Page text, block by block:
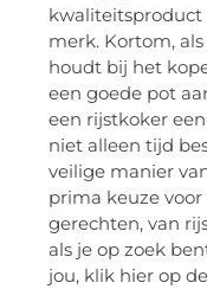
kwaliteitsproduct
merk. Kortom,
houdt bij het
een goede pot
een rijstkoker
niet alleen tijd
veilige manier
prima keuze
gerechten, van
als je op zoek
jou, klik hier op